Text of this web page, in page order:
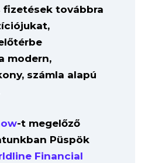
fizetések továbbra
modern,
számla alapú
-t megelőző
Püspök
Financial